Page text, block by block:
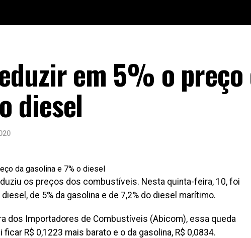
em 5% o preço
diesel
os preços dos combustíveis. Nesta quinta-feira, 10, foi
de 5% da gasolina e de 7,2% do diesel marítimo.
dos Importadores de Combustíveis (Abicom), essa queda
R$ 0,1223 mais barato e o da gasolina, R$ 0,0834.